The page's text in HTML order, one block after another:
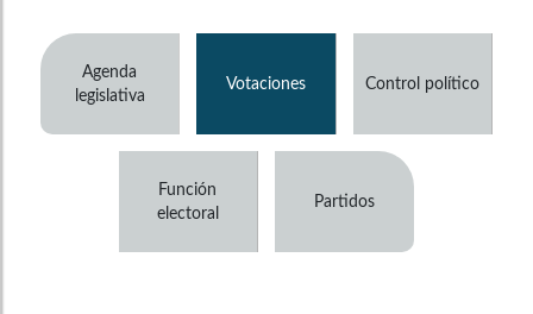
Agenda
legislativa
Votaciones Control político
Función
electoral
Partidos